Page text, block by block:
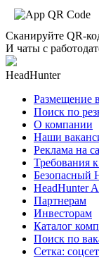
Сканируйте QR-
И чаты с
HeadHunter
Размещение
Поиск по
О компании
Наши
Реклама на
Требования
Безопасный
HeadHunter
Партнерам
Инвесторам
Каталог
Поиск по
Сетка: